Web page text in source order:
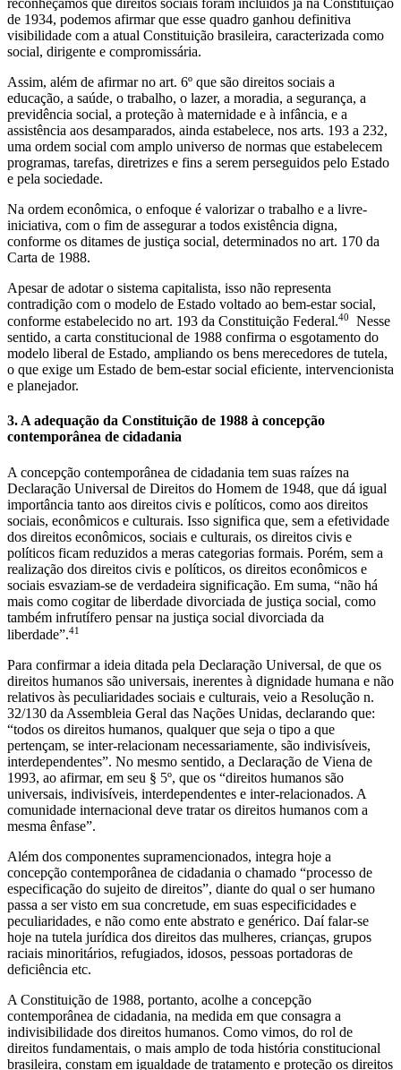
de 1934, podemos afirmar que esse quadro ganhou definitiva
visibilidade com a atual Constituição brasileira, caracterizada como
social, dirigente e compromissária.
Assim, além de afirmar no art. 6º que são direitos sociais a
educação, a saúde, o trabalho, o lazer, a moradia, a segurança, a
previdência social, a proteção à maternidade e à infância, e a
assistência aos desamparados, ainda estabelece, nos arts. 193 a 232,
uma ordem social com amplo universo de normas que estabelecem
programas, tarefas, diretrizes e fins a serem perseguidos pelo Estado
e pela sociedade.
Na ordem econômica, o enfoque é valorizar o trabalho e a livre-
iniciativa, com o fim de assegurar a todos existência digna,
conforme os ditames de justiça social, determinados no art. 170 da
Carta de 1988.
Apesar de adotar o sistema capitalista, isso não representa
contradição com o modelo de Estado voltado ao bem-estar social,
conforme estabelecido no art. 193 da Constituição Federal.40
Nesse
sentido, a carta constitucional de 1988 confirma o esgotamento do
modelo liberal de Estado, ampliando os bens merecedores de tutela,
o que exige um Estado de bem-estar social eficiente, intervencionista
e planejador.
3. A adequação da Constituição de 1988 à concepção
contemporânea de cidadania
A concepção contemporânea de cidadania tem suas raízes na
Declaração Universal de Direitos do Homem de 1948, que dá igual
importância tanto aos direitos civis e políticos, como aos direitos
sociais, econômicos e culturais. Isso significa que, sem a efetividade
dos direitos econômicos, sociais e culturais, os direitos civis e
políticos ficam reduzidos a meras categorias formais. Porém, sem a
realização dos direitos civis e políticos, os direitos econômicos e
sociais esvaziam-se de verdadeira significação. Em suma, “não há
mais como cogitar de liberdade divorciada de justiça social, como
também infrutífero pensar na justiça social divorciada da
liberdade”.41
Para confirmar a ideia ditada pela Declaração Universal, de que os
direitos humanos são universais, inerentes à dignidade humana e não
relativos às peculiaridades sociais e culturais, veio a Resolução n.
32/130 da Assembleia Geral das Nações Unidas, declarando que:
“todos os direitos humanos, qualquer que seja o tipo a que
pertençam, se inter-relacionam necessariamente, são indivisíveis,
interdependentes”. No mesmo sentido, a Declaração de Viena de
1993, ao afirmar, em seu § 5º, que os “direitos humanos são
universais, indivisíveis, interdependentes e inter-relacionados. A
comunidade internacional deve tratar os direitos humanos com a
mesma ênfase”.
Além dos componentes supramencionados, integra hoje a
concepção contemporânea de cidadania o chamado “processo de
especificação do sujeito de direitos”, diante do qual o ser humano
passa a ser visto em sua concretude, em suas especificidades e
peculiaridades, e não como ente abstrato e genérico. Daí falar-se
hoje na tutela jurídica dos direitos das mulheres, crianças, grupos
raciais minoritários, refugiados, idosos, pessoas portadoras de
deficiência etc.
A Constituição de 1988, portanto, acolhe a concepção
contemporânea de cidadania, na medida em que consagra a
indivisibilidade dos direitos humanos. Como vimos, do rol de
direitos fundamentais, o mais amplo de toda história constitucional
brasileira, constam em igualdade de tratamento e proteção os direitos